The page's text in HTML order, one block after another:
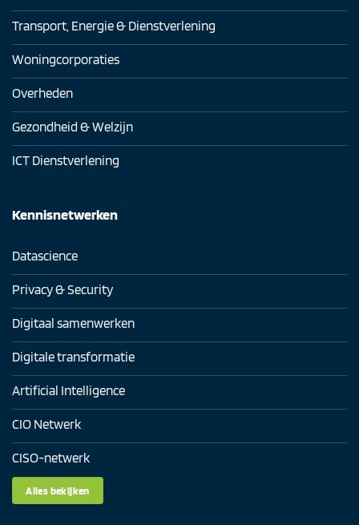
Transport, Energie & Dienstverlening
Woningcorporaties
Overheden
Gezondheid & Welzijn
ICT Dienstverlening
Kennisnetwerken
Datascience
Privacy & Security
Digitaal samenwerken
Digitale transformatie
Artificial Intelligence
CIO Netwerk
CISO-netwerk
Alles bekijken